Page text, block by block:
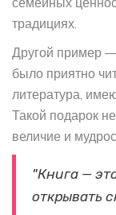
традициях.
Другой пример —
было приятно
литература,
Такой подарок
величие и
"Книга —
открывать